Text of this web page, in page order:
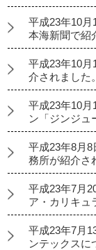
平成23年10
本海新聞で紹
平成23年10
介されました。
平成23年10
ン「ジンジュ
平成23年8月
務所が紹介さ
平成23年7月
ア・カリキュ
平成23年7月
ンテックスに